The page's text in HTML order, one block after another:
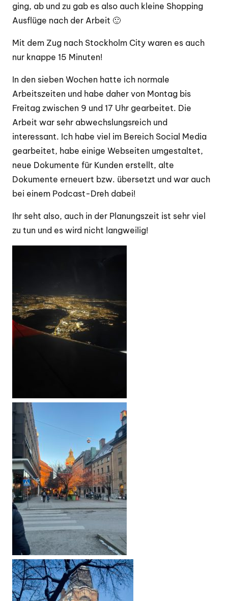
ging, ab und zu gab es also auch kleine Shopping
Ausflüge nach der Arbeit 🙂
Mit dem Zug nach Stockholm City waren es auch
nur knappe 15 Minuten!
In den sieben Wochen hatte ich normale
Arbeitszeiten und habe daher von Montag bis
Freitag zwischen 9 und 17 Uhr gearbeitet. Die
Arbeit war sehr abwechslungsreich und
interessant. Ich habe viel im Bereich Social Media
gearbeitet, habe einige Webseiten umgestaltet,
neue Dokumente für Kunden erstellt, alte
Dokumente erneuert bzw. übersetzt und war auch
bei einem Podcast-Dreh dabei!
Ihr seht also, auch in der Planungszeit ist sehr viel
zu tun und es wird nicht langweilig!